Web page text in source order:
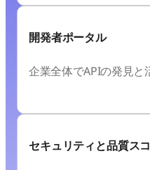
開発者ポータル
企業全体でAPIの発見と
セキュリティと品質ス